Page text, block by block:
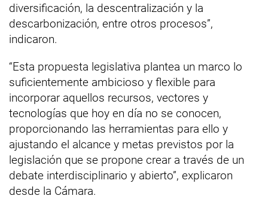
diversificación, la descentralización y la
descarbonización, entre otros procesos”,
indicaron.
“Esta propuesta legislativa plantea un marco lo
suficientemente ambicioso y flexible para
incorporar aquellos recursos, vectores y
tecnologías que hoy en día no se conocen,
proporcionando las herramientas para ello y
ajustando el alcance y metas previstos por la
legislación que se propone crear a través de un
debate interdisciplinario y abierto”, explicaron
desde la Cámara.